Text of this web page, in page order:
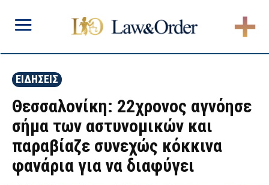
ΕΙΔΗΣΕΙΣ
Θεσσαλονίκη: 22χρονος αγνόησε
σήμα των αστυνομικών και
παραβίαζε συνεχώς κόκκινα
φανάρια για να διαφύγει